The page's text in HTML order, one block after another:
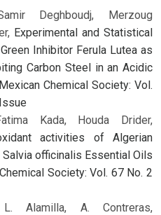
Deghboudj, Merzoug
Experimental and Statistical
Inhibitor Ferula Lutea as
Carbon Steel in an Acidic
Chemical Society: Vol.
Kada, Houda Drider,
activities of Algerian
officinalis Essential Oils
Society: Vol. 67 No. 2
Alamilla, A. Contreras,